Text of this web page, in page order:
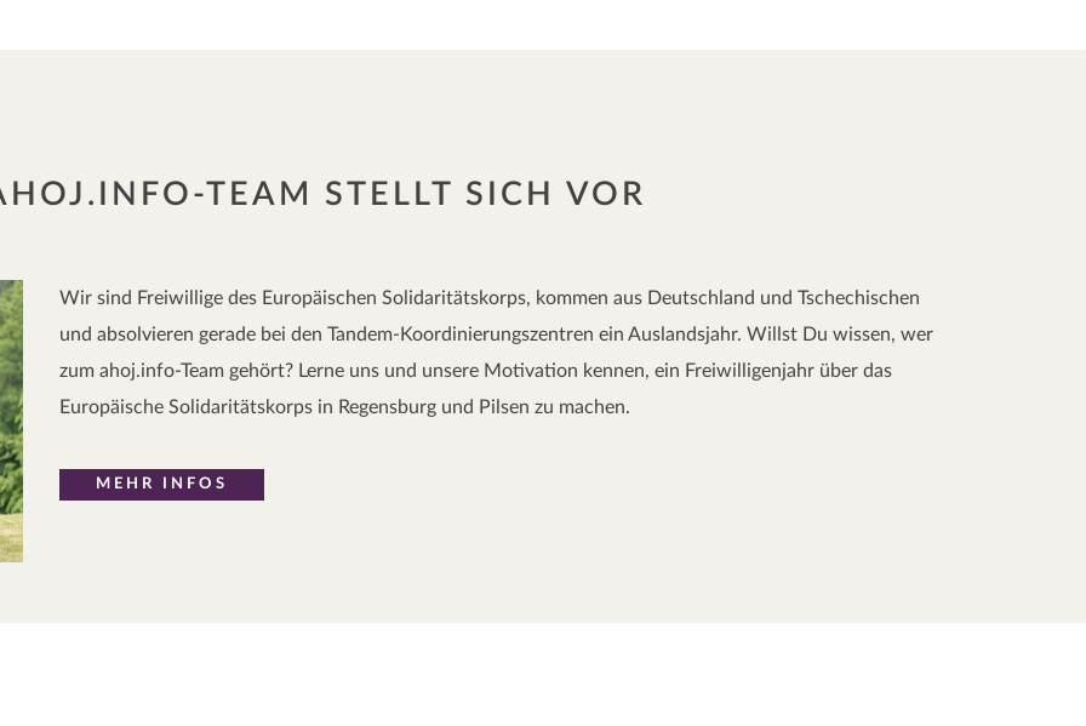
TEAM STELLT SICH VOR
Wir sind Freiwillige des Europäischen Solidaritätskorps, kommen aus Deutschland und Tschechischen
und absolvieren gerade bei den Tandem-Koordinierungszentren ein Auslandsjahr. Willst Du wissen, wer
zum ahoj.info-Team gehört? Lerne uns und unsere Motivation kennen, ein Freiwilligenjahr über das
Europäische Solidaritätskorps in Regensburg und Pilsen zu machen.
MEHR INFOS